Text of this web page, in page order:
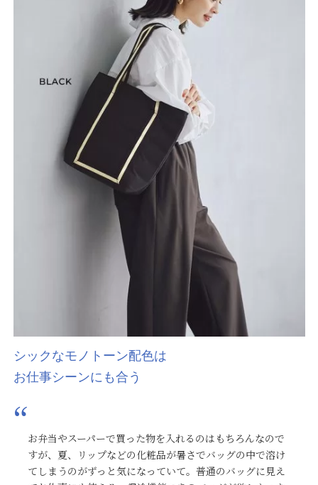
シックなモノトーン配色は
お仕事シーンにも合う
お弁当やスーパーで買った物を入れるのはもちろんなので
すが、夏、リップなどの化粧品が暑さでバッグの中で溶け
てしまうのがずっと気になっていて。普通のバッグに見え